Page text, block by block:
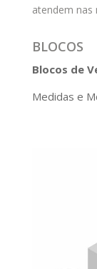
atendem nas
BLOCOS
Blocos de
Medidas e